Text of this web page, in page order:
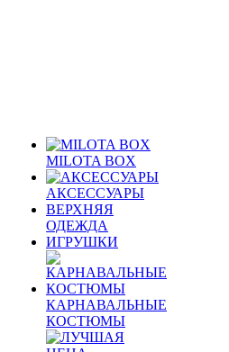
MILOTA BOX
АКСЕССУАРЫ
ВЕРХНЯЯ
ОДЕЖДА
ИГРУШКИ
КАРНАВАЛЬНЫЕ
КОСТЮМЫ